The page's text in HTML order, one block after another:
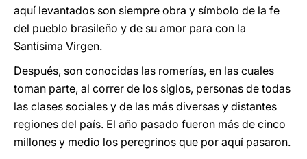
aquí levantados son siempre obra y símbolo de la fe
del pueblo brasileño y de su amor para con la
Santísima Virgen.
Después, son conocidas las romerías, en las cuales
toman parte, al correr de los siglos, personas de todas
las clases sociales y de las más diversas y distantes
regiones del país. El año pasado fueron más de cinco
millones y medio los peregrinos que por aquí pasaron.